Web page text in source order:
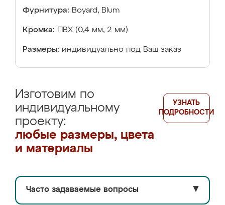
Фурнитура: Boyard, Blum
Кромка: ПВХ (0,4 мм, 2 мм)
Размеры: индивидуально под Ваш заказ
Изготовим по
индивидуальному
проекту:
любые размеры, цвета
и материалы
УЗНАТЬ
ПОДРОБНОСТИ
Часто задаваемые вопросы ▼